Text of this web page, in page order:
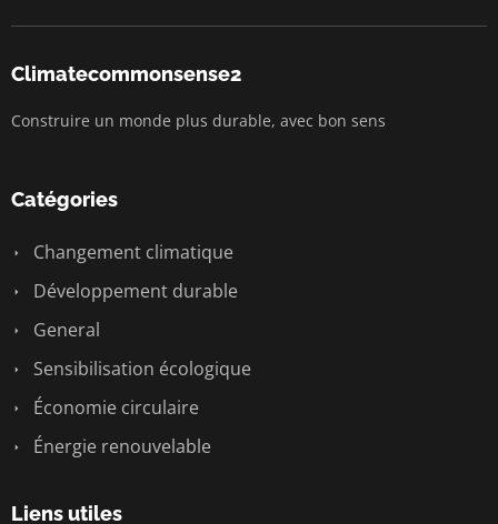
Climatecommonsense2
Construire un monde plus durable, avec bon sens
Catégories
Changement climatique
Développement durable
General
Sensibilisation écologique
Économie circulaire
Énergie renouvelable
Liens utiles